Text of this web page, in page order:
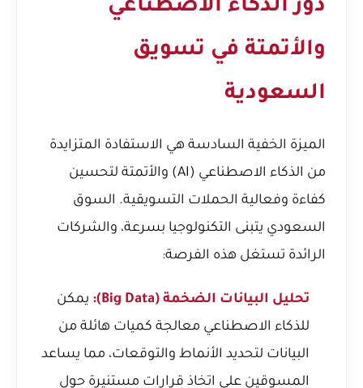
دور الذكاء الاصطناعي
والأتمتة في تسويق
السعودية
الميزة الخفية السادسة هي الاستفادة المتزايدة
من الذكاء الاصطناعي (AI) والأتمتة لتحسين
كفاءة وفعالية الحملات التسويقية. السوق
السعودي يتبنى التكنولوجيا بسرعة، والشركات
الرائدة تستغل هذه الفرصة:
تحليل البيانات الضخمة (Big Data):
يمكن
للذكاء الاصطناعي معالجة كميات هائلة من
البيانات لتحديد الأنماط والتوقعات، مما يساعد
المسوقين على اتخاذ قرارات مستنيرة حول